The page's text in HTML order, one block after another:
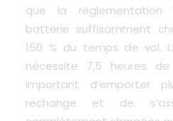
que la réglementation
batterie suffisamment
150 % du temps de vol.
nécessite 7,5 heures
important d’emporter
rechange et de